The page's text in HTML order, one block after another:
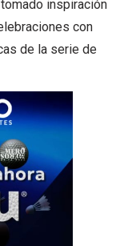
inspiración
con
de la serie de